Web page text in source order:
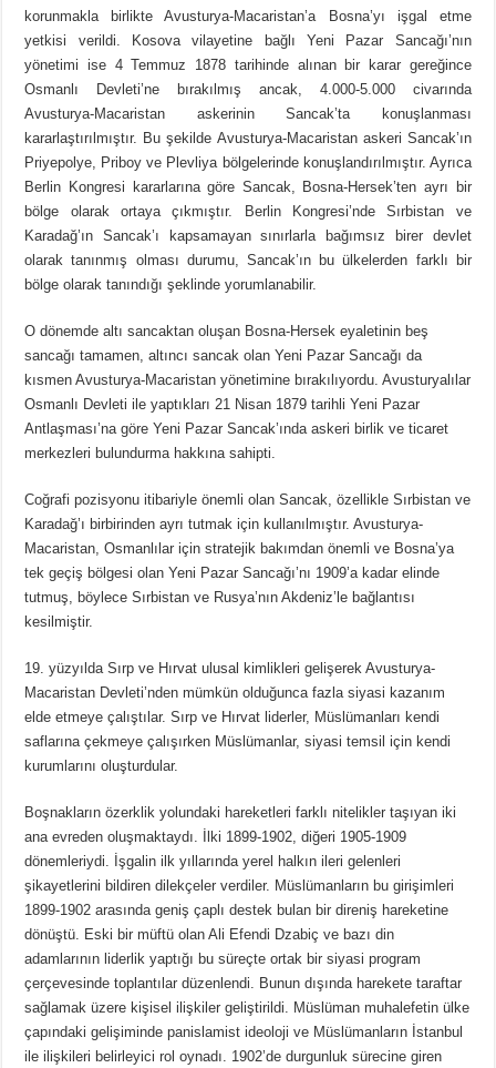
korunmakla birlikte Avusturya-Macaristan’a Bosna’yı işgal etme
yetkisi verildi. Kosova vilayetine bağlı Yeni Pazar Sancağı’nın
yönetimi ise 4 Temmuz 1878 tarihinde alınan bir karar gereğince
Osmanlı Devleti’ne bırakılmış ancak, 4.000-5.000 civarında
Avusturya-Macaristan askerinin Sancak’ta konuşlanması
kararlaştırılmıştır. Bu şekilde Avusturya-Macaristan askeri Sancak’ın
Priyepolye, Priboy ve Plevliya bölgelerinde konuşlandırılmıştır. Ayrıca
Berlin Kongresi kararlarına göre Sancak, Bosna-Hersek’ten ayrı bir
bölge olarak ortaya çıkmıştır. Berlin Kongresi’nde Sırbistan ve
Karadağ’ın Sancak’ı kapsamayan sınırlarla bağımsız birer devlet
olarak tanınmış olması durumu, Sancak’ın bu ülkelerden farklı bir
bölge olarak tanındığı şeklinde yorumlanabilir.
O dönemde altı sancaktan oluşan Bosna-Hersek eyaletinin beş
sancağı tamamen, altıncı sancak olan Yeni Pazar Sancağı da
kısmen Avusturya-Macaristan yönetimine bırakılıyordu. Avusturyalılar
Osmanlı Devleti ile yaptıkları 21 Nisan 1879 tarihli Yeni Pazar
Antlaşması’na göre Yeni Pazar Sancak’ında askeri birlik ve ticaret
merkezleri bulundurma hakkına sahipti.
Coğrafi pozisyonu itibariyle önemli olan Sancak, özellikle Sırbistan ve
Karadağ’ı birbirinden ayrı tutmak için kullanılmıştır. Avusturya-
Macaristan, Osmanlılar için stratejik bakımdan önemli ve Bosna’ya
tek geçiş bölgesi olan Yeni Pazar Sancağı’nı 1909’a kadar elinde
tutmuş, böylece Sırbistan ve Rusya’nın Akdeniz’le bağlantısı
kesilmiştir.
19. yüzyılda Sırp ve Hırvat ulusal kimlikleri gelişerek Avusturya-
Macaristan Devleti’nden mümkün olduğunca fazla siyasi kazanım
elde etmeye çalıştılar. Sırp ve Hırvat liderler, Müslümanları kendi
saflarına çekmeye çalışırken Müslümanlar, siyasi temsil için kendi
kurumlarını oluşturdular.
Boşnakların özerklik yolundaki hareketleri farklı nitelikler taşıyan iki
ana evreden oluşmaktaydı. İlki 1899-1902, diğeri 1905-1909
dönemleriydi. İşgalin ilk yıllarında yerel halkın ileri gelenleri
şikayetlerini bildiren dilekçeler verdiler. Müslümanların bu girişimleri
1899-1902 arasında geniş çaplı destek bulan bir direniş hareketine
dönüştü. Eski bir müftü olan Ali Efendi Dzabiç ve bazı din
adamlarının liderlik yaptığı bu süreçte ortak bir siyasi program
çerçevesinde toplantılar düzenlendi. Bunun dışında harekete taraftar
sağlamak üzere kişisel ilişkiler geliştirildi. Müslüman muhalefetin ülke
çapındaki gelişiminde panislamist ideoloji ve Müslümanların İstanbul
ile ilişkileri belirleyici rol oynadı. 1902’de durgunluk sürecine giren